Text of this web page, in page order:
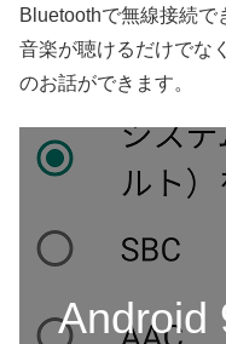
Bluetoothで無線接続で
音楽が聴けるだけでな
のお話ができます。
Android